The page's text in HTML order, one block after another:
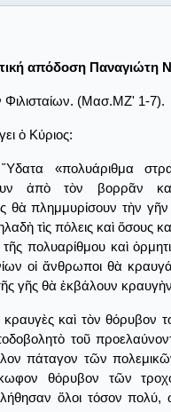
απόδοση Παναγιώτη
Φιλισταίων. (Μασ.ΜΖ' 1-7).
ὁ Κύριος:
«πολυάριθμα
ἀπὸ τὸν βορρᾶν
θὰ πλημμυρίσουν τὴν γῆν
τὶς πόλεις καὶ ὅσους
πολυαρίθμου καὶ
οἱ ἄνθρωποι θὰ
τῆς γῆς θὰ ἐκβάλουν
κραυγὲς καὶ τὸν θόρυβον
τοῦ
πάταγον τῶν
θόρυβον τῶν
ὅλοι τόσον πολύ,